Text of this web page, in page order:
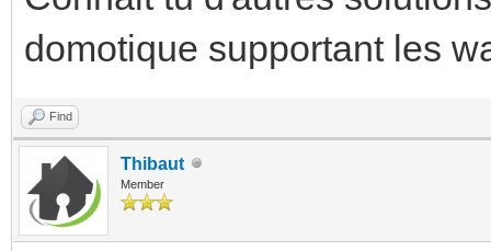
domotique supportant les
Find
Thibaut
Member